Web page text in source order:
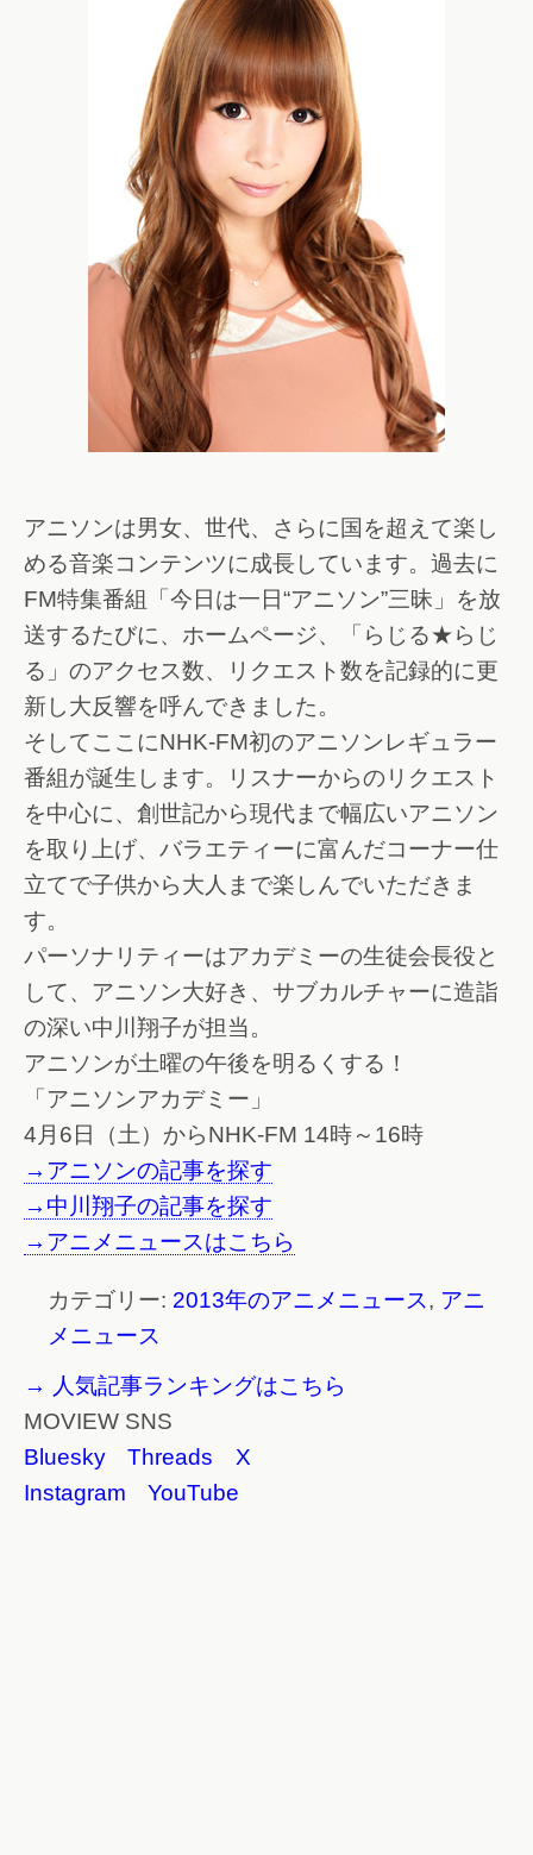
アニソンは男女、世代、さらに国を超えて楽し
める音楽コンテンツに成長しています。過去に
FM特集番組「今日は一日“アニソン”三昧」を放
送するたびに、ホームページ、「らじる★らじ
る」のアクセス数、リクエスト数を記録的に更
新し大反響を呼んできました。
そしてここにNHK-FM初のアニソンレギュラー
番組が誕生します。リスナーからのリクエスト
を中心に、創世記から現代まで幅広いアニソン
を取り上げ、バラエティーに富んだコーナー仕
立てで子供から大人まで楽しんでいただきま
す。
パーソナリティーはアカデミーの生徒会長役と
して、アニソン大好き、サブカルチャーに造詣
の深い中川翔子が担当。
アニソンが土曜の午後を明るくする！
「アニソンアカデミー」
4月6日（土）からNHK-FM 14時～16時
→アニソンの記事を探す
→中川翔子の記事を探す
→アニメニュースはこちら
カテゴリー: 2013年のアニメニュース, アニ
メニュース
→ 人気記事ランキングはこちら
MOVIEW SNS
Bluesky
Threads
X
Instagram
YouTube